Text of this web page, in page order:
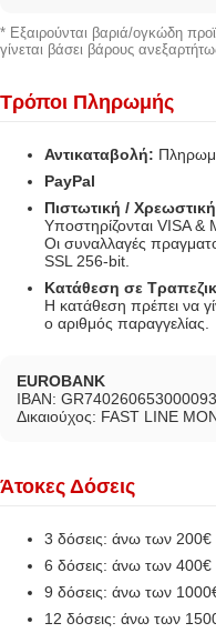
* Εξαιρούνται βαριά/ογκώδη
γίνεται βάσει βάρους
Τρόποι Πληρωμής
Αντικαταβολή:
PayPal
Πιστωτική /
Υποστηρίζονται VISA &
Οι συναλλαγές
SSL 256-bit.
Κατάθεση σε
Η κατάθεση πρέπει να
ο αριθμός παραγγελίας.
EUROBANK
IBAN:
Δικαιούχος: FAST LINE
Άτοκες Δόσεις
3 δόσεις: άνω των 200€
6 δόσεις: άνω των 400€
9 δόσεις: άνω των
12 δόσεις: άνω των